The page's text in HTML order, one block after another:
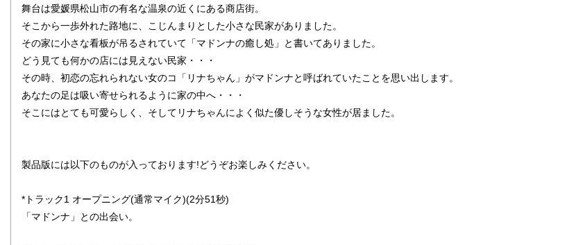
舞台は愛媛県松山市の有名な温泉の近くにある商店街。
そこから一歩外れた路地に、こじんまりとした小さな民家がありました。
その家に小さな看板が吊るされていて「マドンナの癒し処」と書いてありました。
どう見ても何かの店には見えない民家・・・
その時、初恋の忘れられない女のコ「リナちゃん」がマドンナと呼ばれていたことを思い出します。
あなたの足は吸い寄せられるように家の中へ・・・
そこにはとても可愛らしく、そしてリナちゃんによく似た優しそうな女性が居ました。
製品版には以下のものが入っております!どうぞお楽しみください。
*トラック1 オープニング(通常マイク)(2分51秒)
「マドンナ」との出会い。